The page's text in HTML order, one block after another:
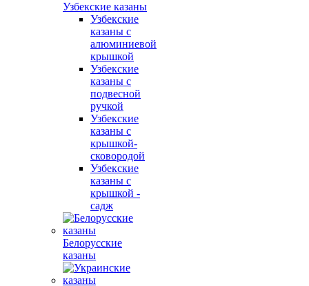
Узбекские казаны
Узбекские
казаны с
алюминиевой
крышкой
Узбекские
казаны с
подвесной
ручкой
Узбекские
казаны с
крышкой-
сковородой
Узбекские
казаны с
крышкой -
садж
Белорусские
казаны